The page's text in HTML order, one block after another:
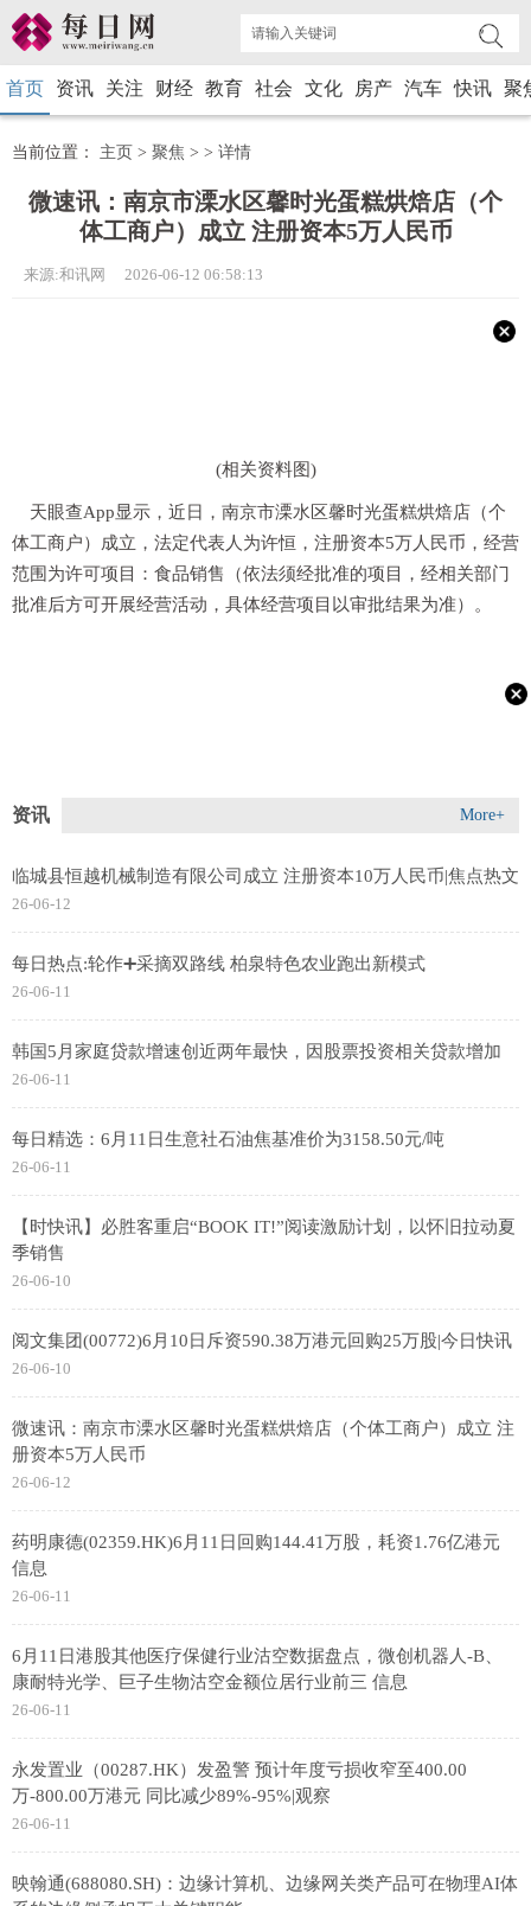
首页 资讯 关注 财经 教育 社会 文化 房产 汽车 快讯 聚
当前位置： 主页 > 聚焦 > > 详情
微速讯：南京市溧水区馨时光蛋糕烘焙店（个
体工商户）成立 注册资本5万人民币
来源:和讯网 2026-06-12 06:58:13
(相关资料图)
天眼查App显示，近日，南京市溧水区馨时光蛋糕烘焙店（个
体工商户）成立，法定代表人为许恒，注册资本5万人民币，经营
范围为许可项目：食品销售（依法须经批准的项目，经相关部门
批准后方可开展经营活动，具体经营项目以审批结果为准）。
资讯 More+
临城县恒越机械制造有限公司成立 注册资本10万人民币|焦点热文
26-06-12
每日热点:轮作➕采摘双路线 柏泉特色农业跑出新模式
26-06-11
韩国5月家庭贷款增速创近两年最快，因股票投资相关贷款增加
26-06-11
每日精选：6月11日生意社石油焦基准价为3158.50元/吨
26-06-11
【时快讯】必胜客重启“BOOK IT!”阅读激励计划，以怀旧拉动夏
季销售
26-06-10
阅文集团(00772)6月10日斥资590.38万港元回购25万股|今日快讯
26-06-10
微速讯：南京市溧水区馨时光蛋糕烘焙店（个体工商户）成立 注
册资本5万人民币
26-06-12
药明康德(02359.HK)6月11日回购144.41万股，耗资1.76亿港元
信息
26-06-11
6月11日港股其他医疗保健行业沽空数据盘点，微创机器人-B、
康耐特光学、巨子生物沽空金额位居行业前三 信息
26-06-11
永发置业（00287.HK）发盈警 预计年度亏损收窄至400.00
万-800.00万港元 同比减少89%-95%|观察
26-06-11
映翰通(688080.SH)：边缘计算机、边缘网关类产品可在物理AI体